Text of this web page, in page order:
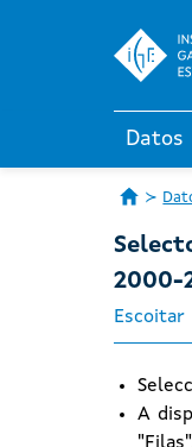
Datos
2000-
Escoitar
A